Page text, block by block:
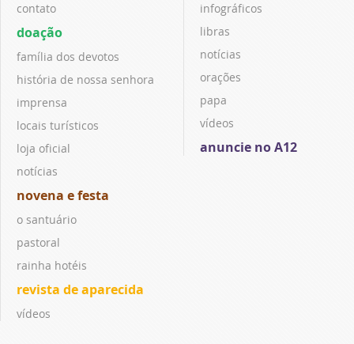
contato
doação
família dos devotos
história de nossa senhora
imprensa
locais turísticos
loja oficial
notícias
novena e festa
o santuário
pastoral
rainha hotéis
revista de aparecida
vídeos
infográficos
libras
notícias
orações
papa
vídeos
anuncie no A12